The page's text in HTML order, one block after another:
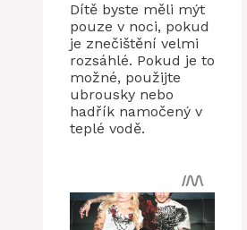
Dítě byste měli mýt
pouze v noci, pokud
je znečištění velmi
rozsáhlé. Pokud je to
možné, použijte
ubrousky nebo
hadřík namočený v
teplé vodě.